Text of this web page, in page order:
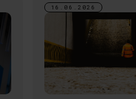
16.06.2026